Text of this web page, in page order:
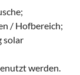
/ Hofbereich;
solar
werden.